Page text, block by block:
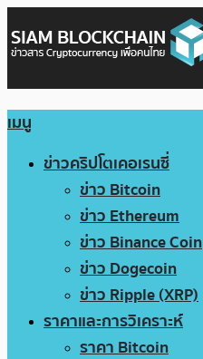
เมนู
ข่าวคริปโตเคอเรนซี่
ข่าว Bitcoin
ข่าว Ethereum
ข่าว Binance Coin
ข่าว Dogecoin
ข่าว Ripple (XRP)
ราคาและการวิเคราะห์
ราคา Bitcoin